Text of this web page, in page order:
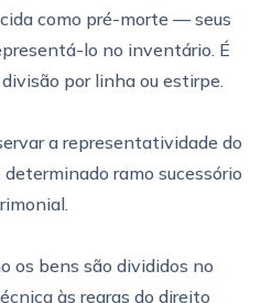
como pré-morte — seus
lo no inventário. É
por linha ou estirpe.
a representatividade do
ramo sucessório
os bens são divididos no
às regras do direito